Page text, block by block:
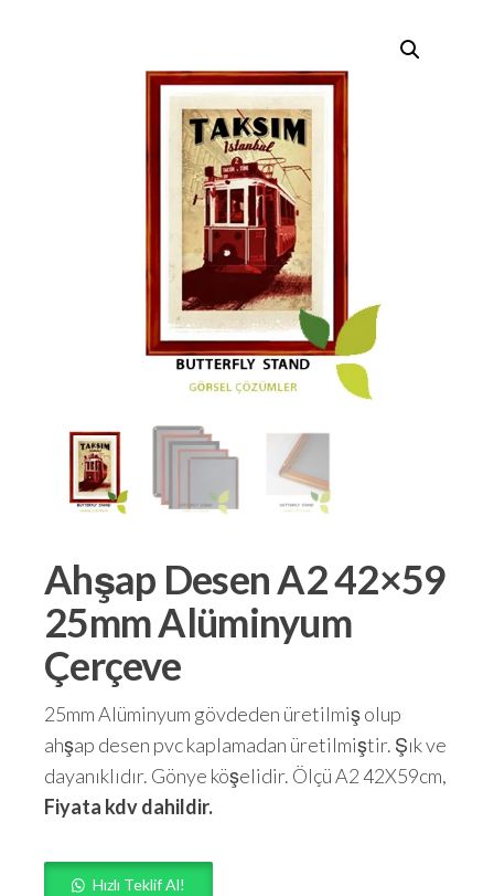
Ahşap Desen A2 42×59
25mm Alüminyum
Çerçeve
25mm Alüminyum gövdeden üretilmiş olup
ahşap desen pvc kaplamadan üretilmiştir. Şık ve
dayanıklıdır. Gönye köşelidir. Ölçü A2 42X59cm,
Fiyata kdv dahildir.
Hızlı Teklif Al!